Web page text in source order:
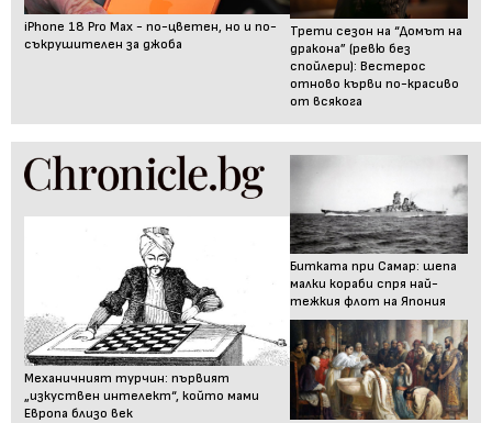
iPhone 18 Pro Max - по-цветен, но и по-
съкрушителен за джоба
Трети сезон на “Домът на
дракона” (ревю без
спойлери): Вестерос
отново кърви по-красиво
от всякога
Механичният турчин: първият
„изкуствен интелект“, който мами
Европа близо век
Битката при Самар: шепа
малки кораби спря най-
тежкия флот на Япония